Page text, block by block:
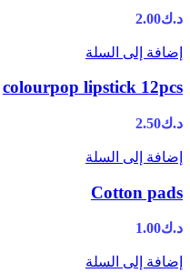
د.ك2.00
إضافة إلى السلة
colourpop lipstick 12pcs
د.ك2.50
إضافة إلى السلة
Cotton pads
د.ك1.00
إضافة إلى السلة